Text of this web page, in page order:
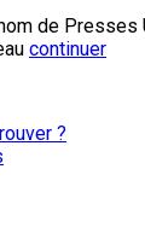
de
continuer
?